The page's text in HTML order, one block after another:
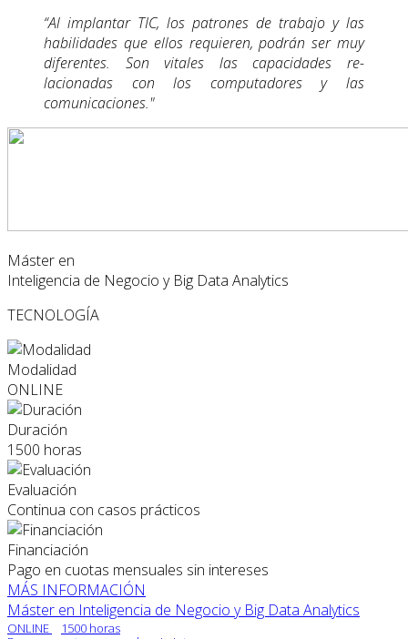
“Al implantar TIC, los patrones de trabajo y las
habilidades que ellos requieren, podrán ser muy
diferen­tes. Son vitales las capacidades re­
lacionadas con los computadores y las
comunicaciones."
Máster en
Inteligencia de Negocio y Big Data Analytics
TECNOLOGÍA
Modalidad
ONLINE
Duración
1500 horas
Evaluación
Continua con casos prácticos
Financiación
Pago en cuotas mensuales sin intereses
MÁS INFORMACIÓN
Máster en Inteligencia de Negocio y Big Data Analytics
ONLINE
1500 horas